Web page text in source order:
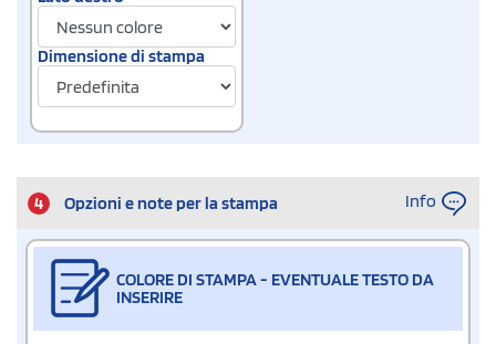
Dimensione di stampa
4 Opzioni e note per la stampa Info
COLORE DI STAMPA - EVENTUALE TESTO DA
INSERIRE